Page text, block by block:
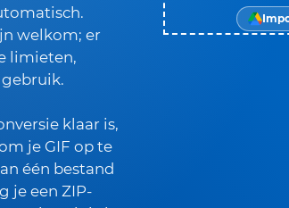
welkom; er
limieten,
klaar is,
je GIF op te
één bestand
je een ZIP-